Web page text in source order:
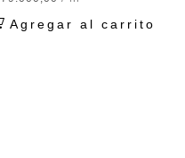
Agregar al carrito